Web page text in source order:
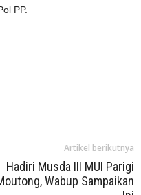
PP.
Artikel berikutnya
Hadiri Musda III MUI Parigi
Wabup Sampaikan